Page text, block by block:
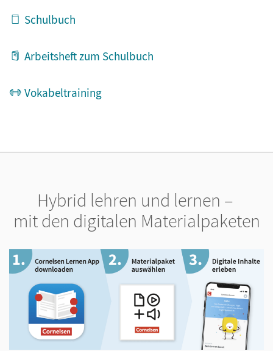
Schulbuch
Arbeitsheft zum Schulbuch
Vokabeltraining
Hybrid lehren und lernen –
mit den digitalen Materialpaketen